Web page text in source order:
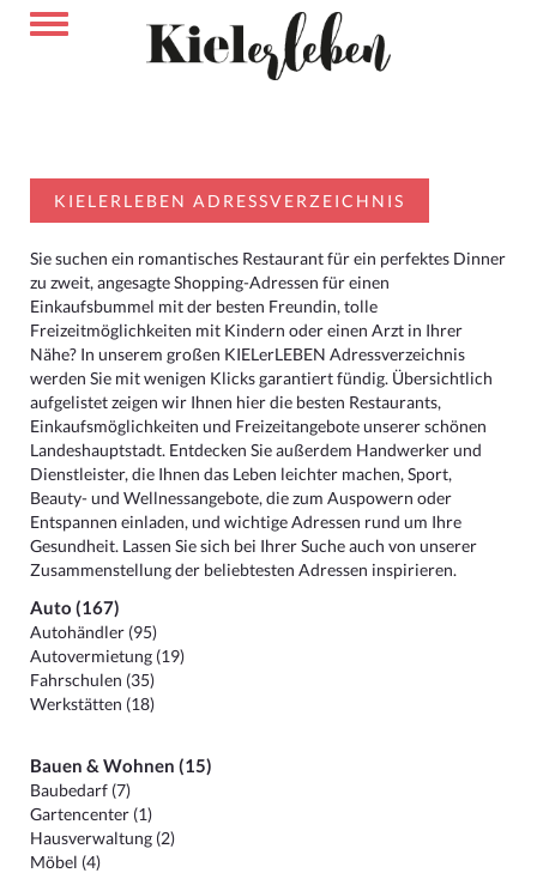
KIELERLEBEN ADRESSVERZEICHNIS
Sie suchen ein romantisches Restaurant für ein perfektes Dinner
zu zweit, angesagte Shopping-Adressen für einen
Einkaufsbummel mit der besten Freundin, tolle
Freizeitmöglichkeiten mit Kindern oder einen Arzt in Ihrer
Nähe? In unserem großen KIELerLEBEN Adressverzeichnis
werden Sie mit wenigen Klicks garantiert fündig. Übersichtlich
aufgelistet zeigen wir Ihnen hier die besten Restaurants,
Einkaufsmöglichkeiten und Freizeitangebote unserer schönen
Landeshauptstadt. Entdecken Sie außerdem Handwerker und
Dienstleister, die Ihnen das Leben leichter machen, Sport,
Beauty- und Wellnessangebote, die zum Auspowern oder
Entspannen einladen, und wichtige Adressen rund um Ihre
Gesundheit. Lassen Sie sich bei Ihrer Suche auch von unserer
Zusammenstellung der beliebtesten Adressen inspirieren.
Auto (167)
Autohändler (95)
Autovermietung (19)
Fahrschulen (35)
Werkstätten (18)
Bauen & Wohnen (15)
Baubedarf (7)
Gartencenter (1)
Hausverwaltung (2)
Möbel (4)